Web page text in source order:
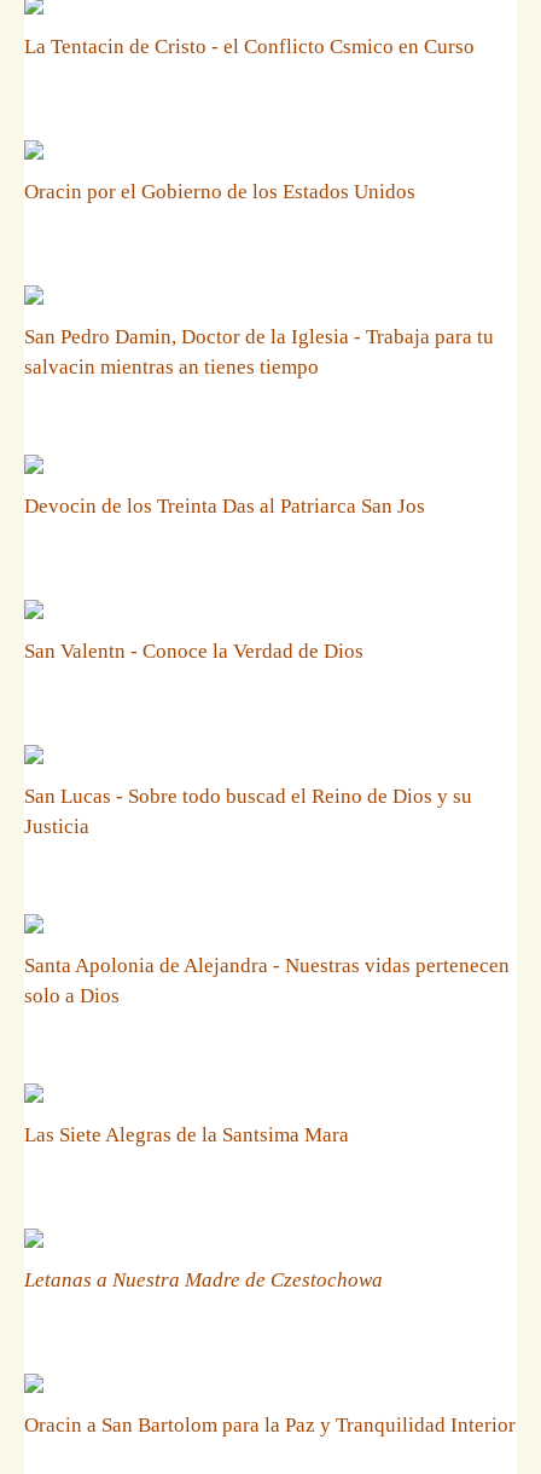
La Tentacin de Cristo - el Conflicto Csmico en Curso
Oracin por el Gobierno de los Estados Unidos
San Pedro Damin, Doctor de la Iglesia - Trabaja para tu
salvacin mientras an tienes tiempo
Devocin de los Treinta Das al Patriarca San Jos
San Valentn - Conoce la Verdad de Dios
San Lucas - Sobre todo buscad el Reino de Dios y su
Justicia
Santa Apolonia de Alejandra - Nuestras vidas pertenecen
solo a Dios
Las Siete Alegras de la Santsima Mara
Letanas a Nuestra Madre de Czestochowa
Oracin a San Bartolom para la Paz y Tranquilidad Interior